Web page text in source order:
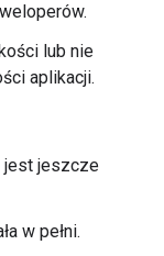
lub nie
aplikacji.
jest jeszcze
w pełni.